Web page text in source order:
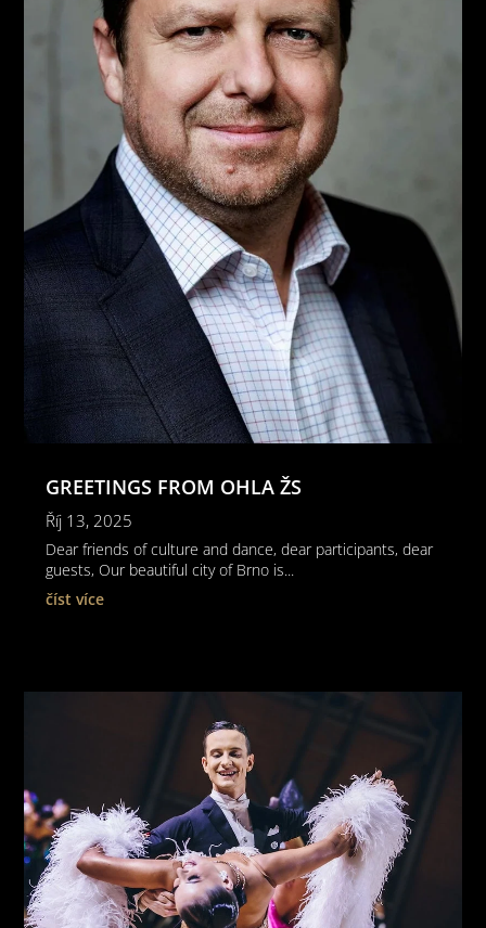
GREETINGS FROM OHLA ŽS
Říj 13, 2025
Dear friends of culture and dance, dear participants, dear
guests, Our beautiful city of Brno is...
číst více